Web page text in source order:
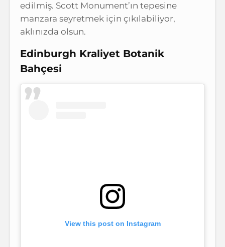
edilmiş. Scott Monument’ın tepesine
manzara seyretmek için çıkılabiliyor,
aklınızda olsun.
Edinburgh Kraliyet Botanik
Bahçesi
View this post on Instagram